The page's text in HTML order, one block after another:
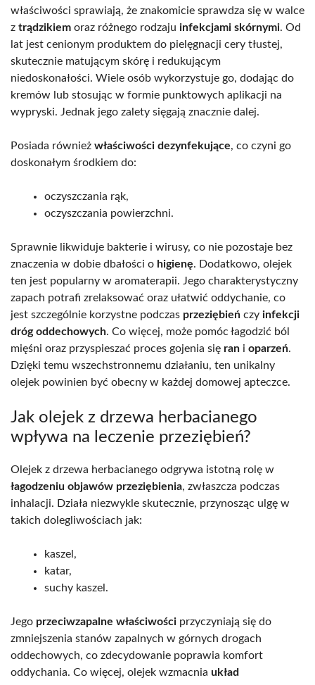
właściwości sprawiają, że znakomicie sprawdza się w walce
z trądzikiem oraz różnego rodzaju infekcjami skórnymi. Od
lat jest cenionym produktem do pielęgnacji cery tłustej,
skutecznie matującym skórę i redukującym
niedoskonałości. Wiele osób wykorzystuje go, dodając do
kremów lub stosując w formie punktowych aplikacji na
wypryski. Jednak jego zalety sięgają znacznie dalej.
Posiada również właściwości dezynfekujące, co czyni go
doskonałym środkiem do:
oczyszczania rąk,
oczyszczania powierzchni.
Sprawnie likwiduje bakterie i wirusy, co nie pozostaje bez
znaczenia w dobie dbałości o higienę. Dodatkowo, olejek
ten jest popularny w aromaterapii. Jego charakterystyczny
zapach potrafi zrelaksować oraz ułatwić oddychanie, co
jest szczególnie korzystne podczas przeziębień czy infekcji
dróg oddechowych. Co więcej, może pomóc łagodzić ból
mięśni oraz przyspieszać proces gojenia się ran i oparzeń.
Dzięki temu wszechstronnemu działaniu, ten unikalny
olejek powinien być obecny w każdej domowej apteczce.
Jak olejek z drzewa herbacianego
wpływa na leczenie przeziębień?
Olejek z drzewa herbacianego odgrywa istotną rolę w
łagodzeniu objawów przeziębienia, zwłaszcza podczas
inhalacji. Działa niezwykle skutecznie, przynosząc ulgę w
takich dolegliwościach jak:
kaszel,
katar,
suchy kaszel.
Jego przeciwzapalne właściwości przyczyniają się do
zmniejszenia stanów zapalnych w górnych drogach
oddechowych, co zdecydowanie poprawia komfort
oddychania. Co więcej, olejek wzmacnia układ